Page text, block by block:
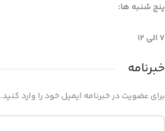
پنج شنبه ها:
7 الی 12
خبرنامه
برای عضویت در خبرنامه ایمیل خود را وارد کنید.